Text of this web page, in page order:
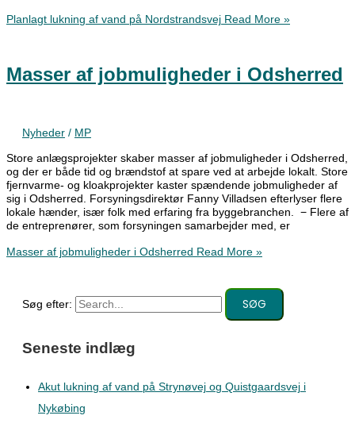
Planlagt lukning af vand på Nordstrandsvej Read More »
Masser af jobmuligheder i Odsherred
Nyheder / MP
Store anlægsprojekter skaber masser af jobmuligheder i Odsherred,
og der er både tid og brændstof at spare ved at arbejde lokalt. Store
fjernvarme- og kloakprojekter kaster spændende jobmuligheder af
sig i Odsherred. Forsyningsdirektør Fanny Villadsen efterlyser flere
lokale hænder, især folk med erfaring fra byggebranchen. − Flere af
de entreprenører, som forsyningen samarbejder med, er
Masser af jobmuligheder i Odsherred Read More »
Søg efter:
Seneste indlæg
Akut lukning af vand på Strynøvej og Quistgaardsvej i
Nykøbing